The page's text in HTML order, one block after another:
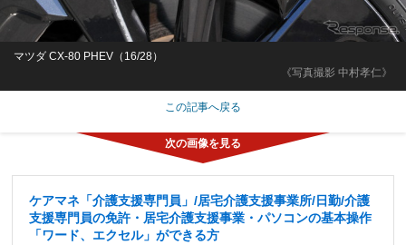
《写真撮影 中村孝仁》
マツダ CX-80 PHEV（16/28）
この記事へ戻る
ケアマネ「介護支援専門員」/居宅介護支援事業所/日勤/介護
支援専門員の免許・居宅介護支援事業・パソコンの基本操作
「ワード、エクセル」ができる方